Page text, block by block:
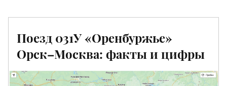
Поезд 031У «Оренбуржье»
Орск–Москва: факты и цифры